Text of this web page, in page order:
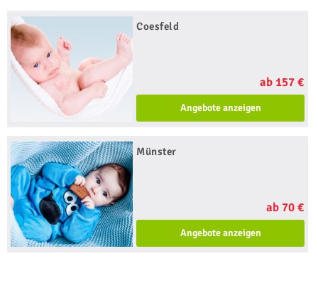
Coesfeld
ab 157 €
Angebote anzeigen
Münster
ab 70 €
Angebote anzeigen